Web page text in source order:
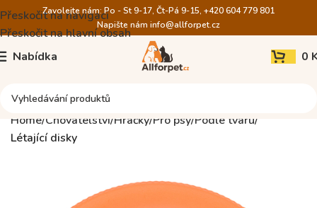
Přeskočit na navigaci
Přeskočit na hlavní obsah
Zavolejte nám: Po - St 9-17, Čt-Pá 9-15, +420 604 779 801
Napište nám info@allforpet.cz
Nabídka 0
Home Chovatelství Hračky Pro psy Podle tvaru
Létající disky